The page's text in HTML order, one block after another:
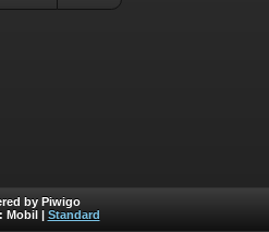
by Piwigo
Mobil Standard